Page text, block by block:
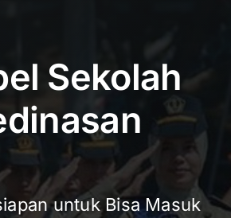
Sekolah
untuk Bisa Masuk